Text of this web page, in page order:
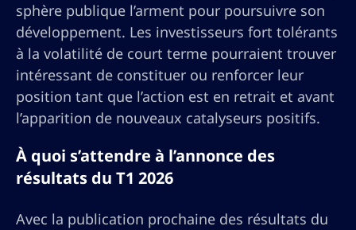
sphère publique l’arment pour poursuivre son
développement. Les investisseurs fort tolérants
à la volatilité de court terme pourraient trouver
intéressant de constituer ou renforcer leur
position tant que l’action est en retrait et avant
l’apparition de nouveaux catalyseurs positifs.
À quoi s’attendre à l’annonce des
résultats du T1 2026
Avec la publication prochaine des résultats du